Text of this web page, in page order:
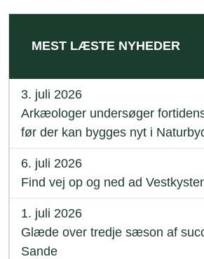
MEST LÆSTE NYHEDER
3. juli 2026
Arkæologer undersøger
før der kan bygges nyt i
6. juli 2026
Find vej op og ned ad
1. juli 2026
Glæde over tredje sæson af
Sande